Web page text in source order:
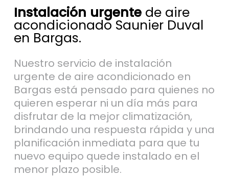
Instalación urgentede aire
acondicionado Saunier Duval
en Bargas.
Nuestro servicio de instalación
urgente de aire acondicionado en
Bargas está pensado para quienes no
quieren esperar ni un día más para
disfrutar de la mejor climatización,
brindando una respuesta rápida y una
planificación inmediata para que tu
nuevo equipo quede instalado en el
menor plazo posible.